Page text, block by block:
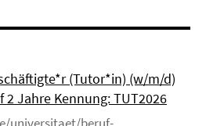
(Tutor*in) (w/m/d)
Jahre Kennung: TUT2026